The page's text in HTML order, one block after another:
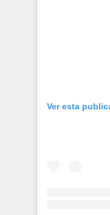
Ver esta